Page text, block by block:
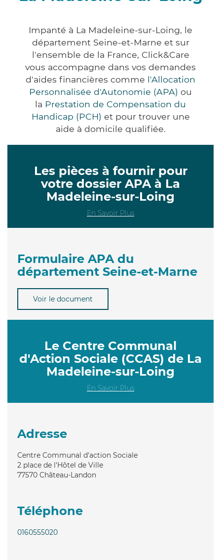
Impanté à La Madeleine-sur-Loing, le
département Seine-et-Marne et sur
l'ensemble de la France, Click&Care
vous accompagne dans vos demandes
d'aides financières comme l'Allocation
Personnalisée d'Autonomie (APA) ou
la Prestation de Compensation du
Handicap (PCH) et pour trouver une
aide à domicile qualifiée.
Les pièces à fournir pour
votre dossier APA à La
Madeleine-sur-Loing
En Savoir Plus
Formulaire APA du
département Seine-et-Marne
Voir le document
Le Centre Communal
d'Action Sociale (CCAS) de La
Madeleine-sur-Loing
En Savoir Plus
Adresse
Centre Communal d'action Sociale
2 place de l'Hôtel de Ville
77570 Château-Landon
Téléphone
0160555020